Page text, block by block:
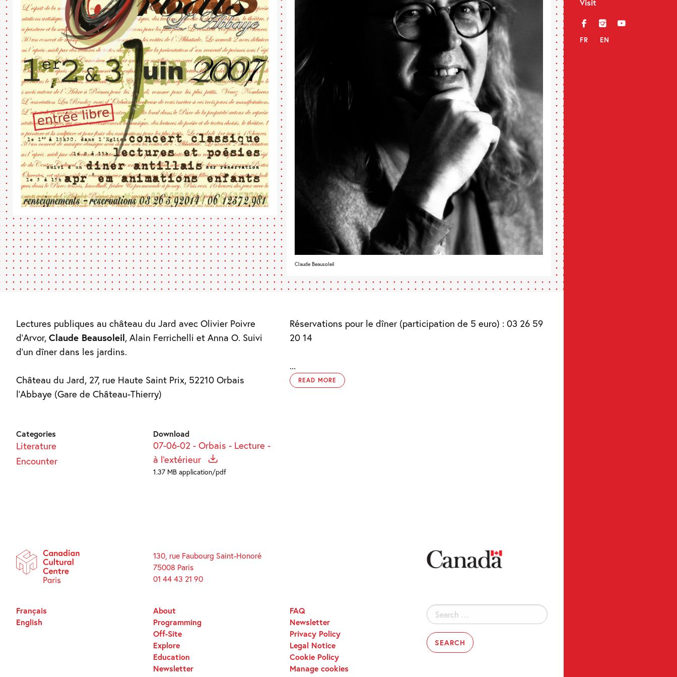
Visit
f i y
FR EN
Claude Beausoleil
Lectures publiques au château du Jard avec Olivier Poivre
d’Arvor, Claude Beausoleil, Alain Ferrichelli et Anna O. Suivi
d’un dîner dans les jardins.
Château du Jard, 27, rue Haute Saint Prix, 52210 Orbais
l’Abbaye (Gare de Château-Thierry)
Réservations pour le dîner (participation de 5 euro) : 03 26 59
20 14
...
READ MORE
Categories
Literature
Encounter
Download
07-06-02 - Orbais - Lecture -
à l'extérieur
1.37 MB application/pdf
130, rue Faubourg Saint-Honoré
75008 Paris
01 44 43 21 90
Search
for:
About
Programming
Off-Site
Explore
Education
Newsletter
FAQ
Newsletter
Privacy Policy
Legal Notice
Cookie Policy
Manage cookies
Français
English